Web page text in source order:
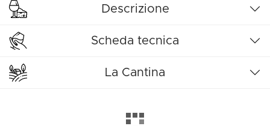
Descrizione
Scheda tecnica
La Cantina